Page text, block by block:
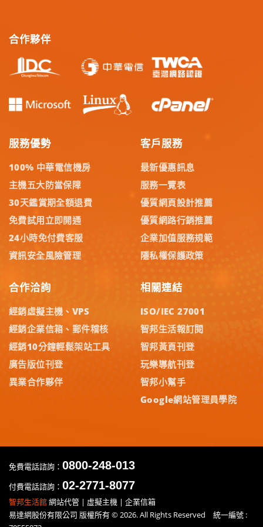
合作夥伴
服務優勢
100% 中華電信機房
主機五大防當保障
30天鑑賞期全額退費
免費試用立即開通
24小時免付費客服
資訊安全風險管理
客戶服務
最新優惠訊息
服務一覽表
優質網頁設計推薦
優質網路行銷推薦
企業加值服務規範
隱私權保護政策
合作洽詢
經銷虛擬主機、VPS
經銷企業信箱、郵件稽核
經銷10分鐘輕鬆架站工具
廣告版位刊登
異業合作夥伴
相關連結
ISO/IEC 27001
智邦生活報訂閱
智邦黃頁刊登
玩樂導航刊登
智邦小幫手
Google網站管理員學院
免費電話諮詢： 0800-248-013
付費電話諮詢： 02-2771-8077
智邦生活館網站代管 | 虛擬主機 | 企業信箱
易達網股份有限公司 版權所有 © 2026. All Rights Reserved 統一編號 :